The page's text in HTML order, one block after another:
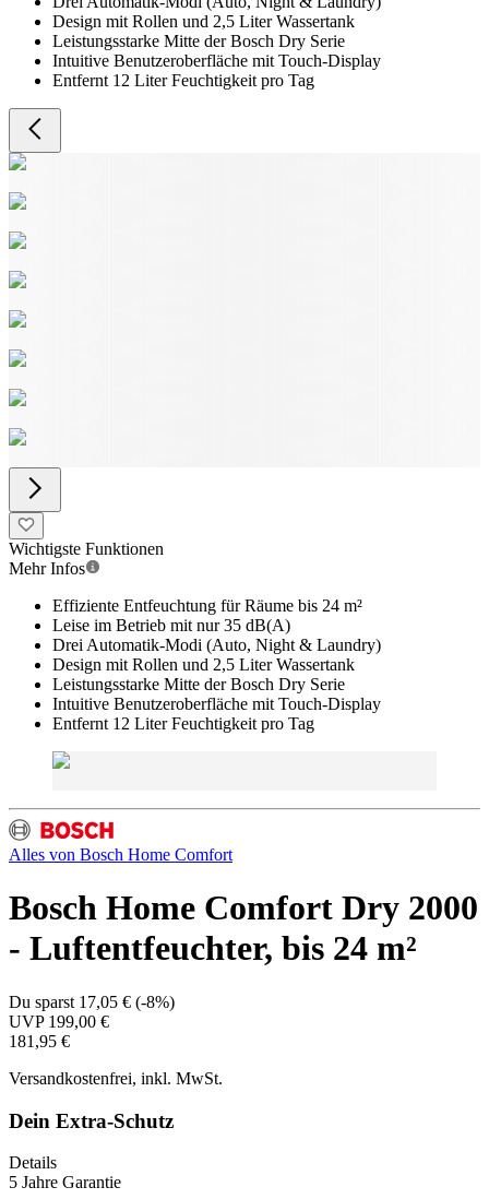
Design mit Rollen und 2,5 Liter Wassertank
Leistungsstarke Mitte der Bosch Dry Serie
Intuitive Benutzeroberfläche mit Touch-Display
Entfernt 12 Liter Feuchtigkeit pro Tag
Wichtigste Funktionen
Mehr Infos
Effiziente Entfeuchtung für Räume bis 24 m²
Leise im Betrieb mit nur 35 dB(A)
Drei Automatik-Modi (Auto, Night & Laundry)
Design mit Rollen und 2,5 Liter Wassertank
Leistungsstarke Mitte der Bosch Dry Serie
Intuitive Benutzeroberfläche mit Touch-Display
Entfernt 12 Liter Feuchtigkeit pro Tag
Alles von Bosch Home Comfort
Bosch Home Comfort Dry 2000
- Luftentfeuchter, bis 24 m²
Du sparst 17,05 € (-8%)
UVP 199,00 €
181,95 €
Versandkostenfrei, inkl. MwSt.
Dein Extra-Schutz
Details
5 Jahre Garantie